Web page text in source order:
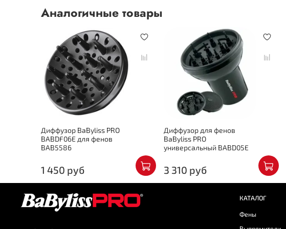
Аналогичные товары
Диффузор BaByliss PRO
BABDF06E для фенов
BAB5586
1 450 руб
Диффузор для фенов
BaByliss PRO
универсальный BABD05E
3 310 руб
КАТАЛОГ
Фены